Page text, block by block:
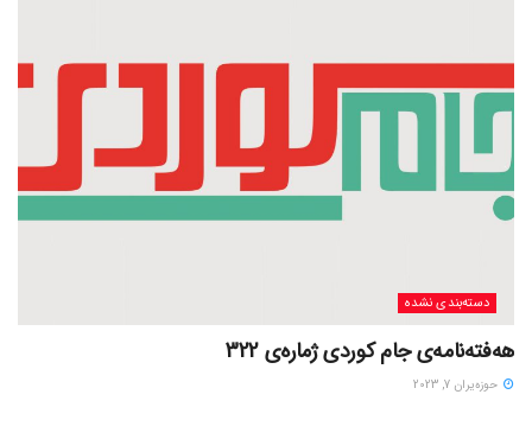
دسته‌بندی نشده
هەفتەنامەی جام کوردی ژمارەی 322
حوزه‌یران 7, 2023